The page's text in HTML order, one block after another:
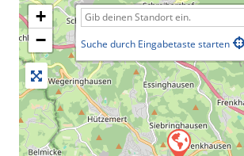
+
−
Suche durch Eingabetaste starten